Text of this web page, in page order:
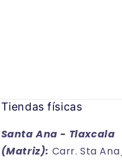
Tiendas físicas
Santa Ana - Tlaxcala
(Matriz): Carr. Sta Ana_